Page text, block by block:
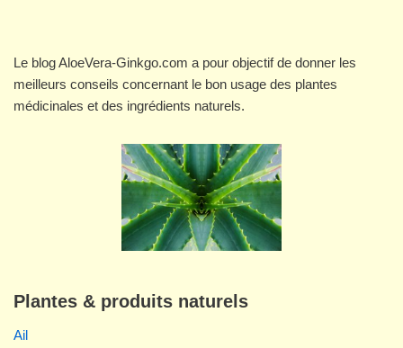
Le blog AloeVera-Ginkgo.com a pour objectif de donner les
meilleurs conseils concernant le bon usage des plantes
médicinales et des ingrédients naturels.
Plantes & produits naturels
Ail